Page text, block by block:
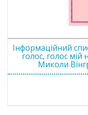
Інформаційний
голос, голос мій
Миколи